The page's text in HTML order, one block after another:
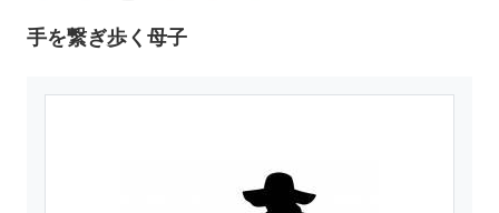
手を繋ぎ歩く母子